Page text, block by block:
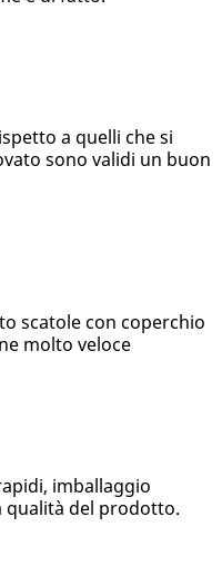
a quelli che si
sono validi un buon
scatole con coperchio
molto veloce
imballaggio
qualità del prodotto.